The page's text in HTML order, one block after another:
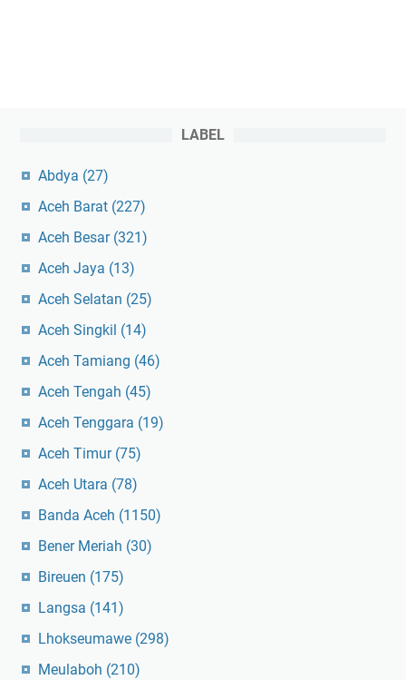
LABEL
Abdya (27)
Aceh Barat (227)
Aceh Besar (321)
Aceh Jaya (13)
Aceh Selatan (25)
Aceh Singkil (14)
Aceh Tamiang (46)
Aceh Tengah (45)
Aceh Tenggara (19)
Aceh Timur (75)
Aceh Utara (78)
Banda Aceh (1150)
Bener Meriah (30)
Bireuen (175)
Langsa (141)
Lhokseumawe (298)
Meulaboh (210)